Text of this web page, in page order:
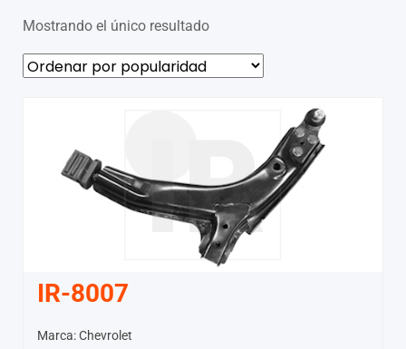
Mostrando el único resultado
IR-8007
Marca: Chevrolet